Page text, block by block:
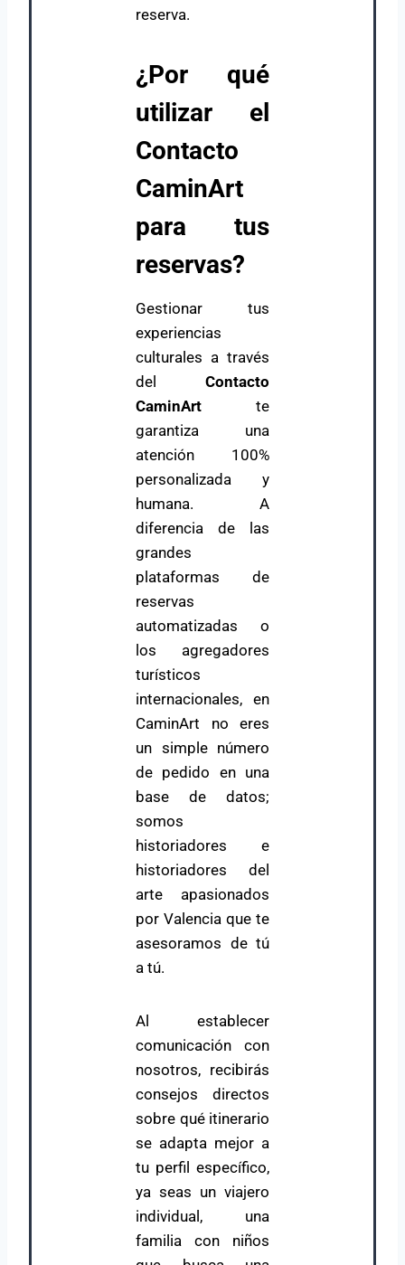
reserva.
¿Por qué
utilizar el
Contacto
CaminArt
para tus
reservas?
Gestionar tus
experiencias
culturales a través
del Contacto
CaminArt te
garantiza una
atención 100%
personalizada y
humana. A
diferencia de las
grandes
plataformas de
reservas
automatizadas o
los agregadores
turísticos
internacionales, en
CaminArt no eres
un simple número
de pedido en una
base de datos;
somos
historiadores e
historiadores del
arte apasionados
por Valencia que te
asesoramos de tú
a tú.
Al establecer
comunicación con
nosotros, recibirás
consejos directos
sobre qué itinerario
se adapta mejor a
tu perfil específico,
ya seas un viajero
individual, una
familia con niños